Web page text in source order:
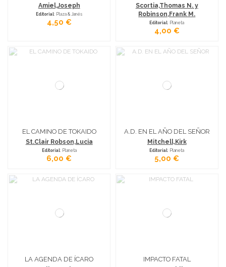
Amiel,Joseph
Editorial: Plaza & Janés
4,50 €
Scortia,Thomas N. y
Robinson,Frank M.
Editorial: Planeta
4,00 €
EL CAMINO DE TOKAIDO
St.Clair Robson,Lucia
Editorial: Planeta
6,00 €
A.D. EN EL AÑO DEL SEÑOR
Mitchell,Kirk
Editorial: Planeta
5,00 €
LA AGENDA DE ÍCARO IMPACTO FATAL